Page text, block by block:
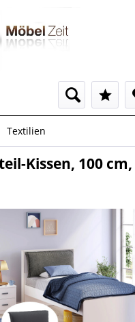
Textilien
Kissen, 100